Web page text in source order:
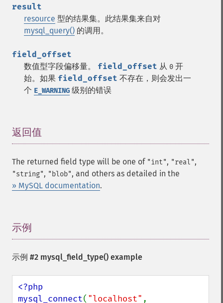
result
resource 型的结果集。此结果集来自对
mysql_query() 的调用。
field_offset
数值型字段偏移量。 field_offset 从 0 开
始。如果 field_offset 不存在，则会发出一
个 E_WARNING 级别的错误
返回值
The returned field type will be one of "int", "real",
"string", "blob", and others as detailed in the
» MySQL documentation.
示例
示例 #2 mysql_field_type() example
<?php
mysql_connect( "localhost"